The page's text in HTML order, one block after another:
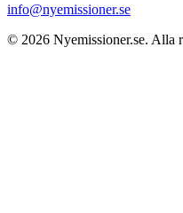
info@nyemissioner.se
© 2026 Nyemissioner.se. Alla